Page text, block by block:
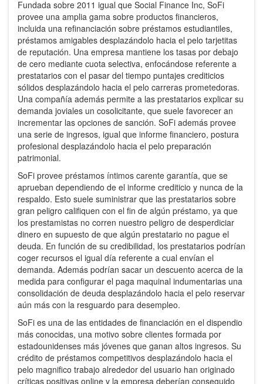
Fundada sobre 2011 igual que Social Finance Inc, SoFi
provee una amplia gama sobre productos financieros,
incluida una refinanciación sobre préstamos estudiantiles,
préstamos amigables desplazándolo hacia el pelo tarjetitas
de reputación. Una empresa mantiene los tasas por debajo
de cero mediante cuota selectiva, enfocándose referente a
prestatarios con el pasar del tiempo puntajes crediticios
sólidos desplazándolo hacia el pelo carreras prometedoras.
Una compañía además permite a las prestatarios explicar su
demanda joviales un cosolicitante, que suele favorecer an
incrementar las opciones de sanción. SoFi además provee
una serie de ingresos, igual que informe financiero, postura
profesional desplazándolo hacia el pelo preparación
patrimonial.
SoFi provee préstamos íntimos carente garantía, que se
aprueban dependiendo de el informe crediticio y nunca de la
respaldo. Esto suele suministrar que las prestatarios sobre
gran peligro califiquen con el fin de algún préstamo, ya que
los prestamistas no corren nuestro peligro de desperdiciar
dinero en supuesto de que algún prestatario no pague el
deuda. En función de su credibilidad, los prestatarios podrían
coger recursos el igual día referente a cual envían el
demanda. Además podrían sacar un descuento acerca de la
medida para configurar el paga maquinal indumentarias una
consolidación de deuda desplazándolo hacia el pelo reservar
aún más con la resguardo para desempleo.
SoFi es una de las entidades de financiación en el dispendio
más conocidas, una motivo sobre clientes formada por
estadounidenses más jóvenes que ganan altos ingresos. Su
crédito de préstamos competitivos desplazándolo hacia el
pelo magnifico trabajo alrededor del usuario han originado
críticas positivas online y la empresa deberían conseguido